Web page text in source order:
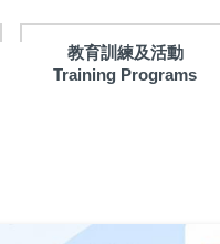
教育訓練及活動
Training Programs